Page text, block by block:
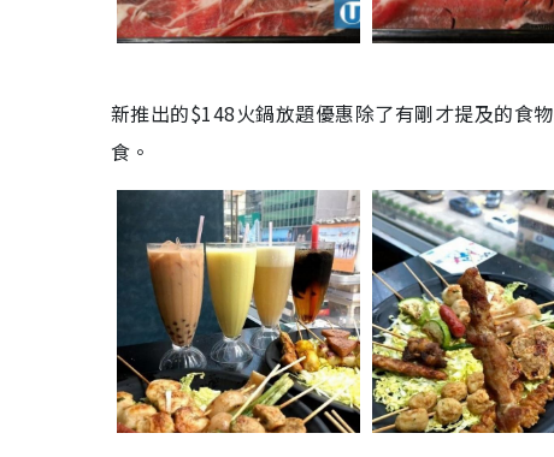
新推出的$148火鍋放題優惠除了有剛才提及的食
食。